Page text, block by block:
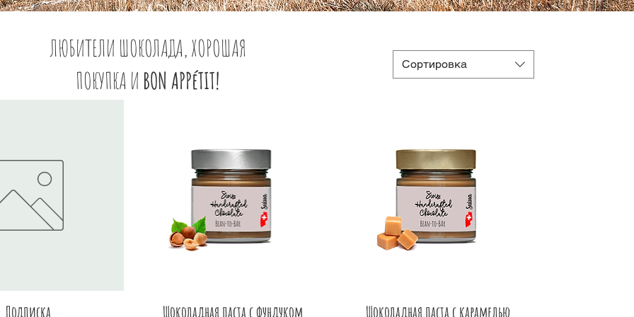
Сортировка
просмотр
Подписка Быстрый просмотр
Шоколадная паста с фундуком
Быстрый просмотр
Шоколадная паста с карамелью
ЛЮБИТЕЛИ ШОКОЛАДА, ХОРОШАЯ
ПОКУПКА И BON APPéTIT!